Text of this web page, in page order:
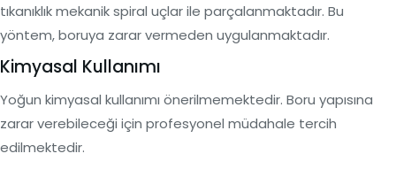
tıkanıklık mekanik spiral uçlar ile parçalanmaktadır. Bu
yöntem, boruya zarar vermeden uygulanmaktadır.
Kimyasal Kullanımı
Yoğun kimyasal kullanımı önerilmemektedir. Boru yapısına
zarar verebileceği için profesyonel müdahale tercih
edilmektedir.